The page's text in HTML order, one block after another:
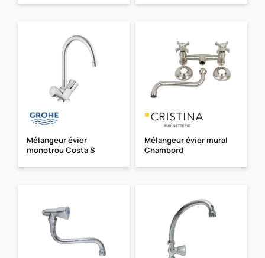
Mélangeur évier
monotrou Costa S
Mélangeur évier mural
Chambord